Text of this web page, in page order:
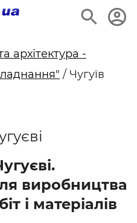
архітектура -
/ Чугуїв
виробництва
і матеріалів